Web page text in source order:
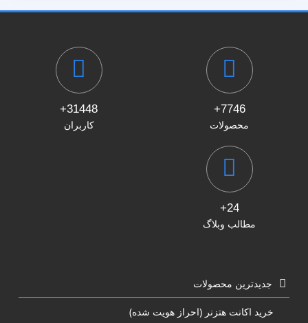
7746+
محصولات
31448+
کاربران
24+
مطالب وبلاگ
جدیدترین محصولات
خرید اکانت هتزنر (احراز هویت شده)